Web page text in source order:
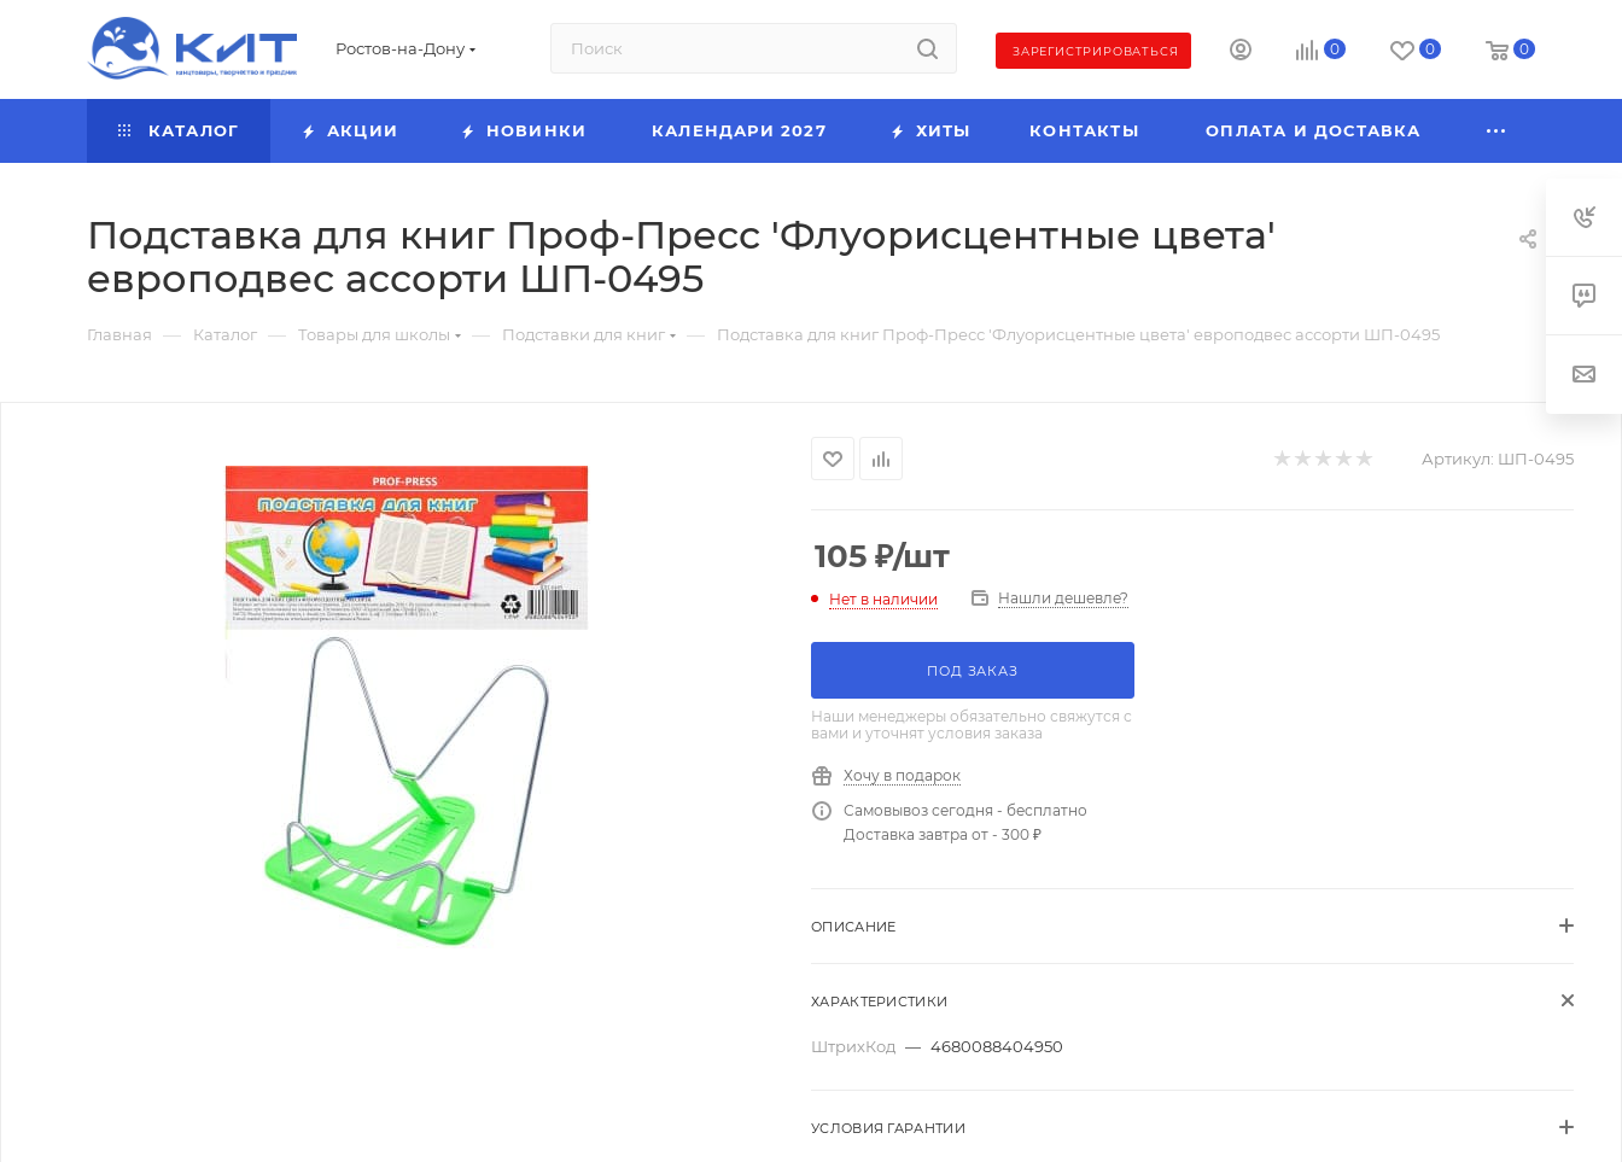
Ростов-на-Дону ЗАРЕГИСТРИРОВАТЬСЯ 0 0 0
КАТАЛОГ АКЦИИ НОВИНКИ КАЛЕНДАРИ 2027 ХИТЫ КОНТАКТЫ ОПЛАТА И ДОСТАВКА
Подставка для книг Проф-Пресс 'Флуорисцентные цвета'
европодвес ассорти ШП-0495
Главная — Каталог — Товары для школы — Подставки для книг — Подставка для книг Проф-Пресс 'Флуорисцентные цвета' европодвес ассорти ШП-0495
Артикул: ШП-0495
105 ₽/шт
Нет в наличии Нашли дешевле?
ПОД ЗАКАЗ
Наши менеджеры обязательно свяжутся с
вами и уточнят условия заказа
Хочу в подарок
Самовывоз сегодня - бесплатно
Доставка завтра от - 300 ₽
ОПИСАНИЕ
ХАРАКТЕРИСТИКИ
ШтрихКод — 4680088404950
УСЛОВИЯ ГАРАНТИИ